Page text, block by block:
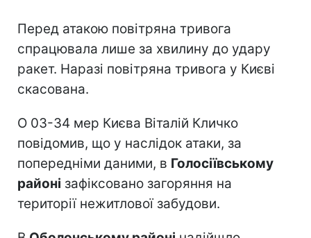
Перед атакою повітряна тривога
спрацювала лише за хвилину до удару
ракет. Наразі повітряна тривога у Києві
скасована.
О 03-34 мер Києва Віталій Кличко
повідомив, що у наслідок атаки, за
попередніми даними, в Голосіївському
районі зафіксовано загоряння на
території нежитлової забудови.